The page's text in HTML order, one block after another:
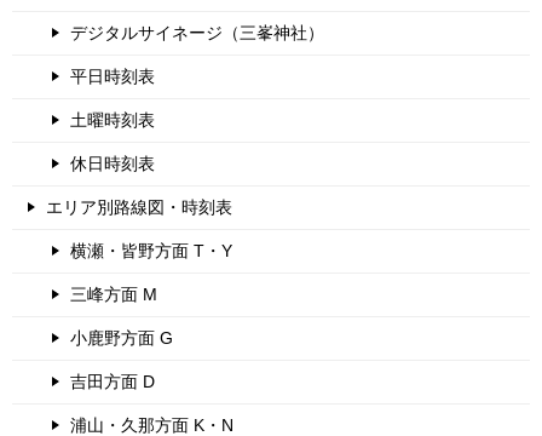
デジタルサイネージ（三峯神社）
平日時刻表
土曜時刻表
休日時刻表
エリア別路線図・時刻表
横瀬・皆野方面 T・Y
三峰方面 M
小鹿野方面 G
吉田方面 D
浦山・久那方面 K・N